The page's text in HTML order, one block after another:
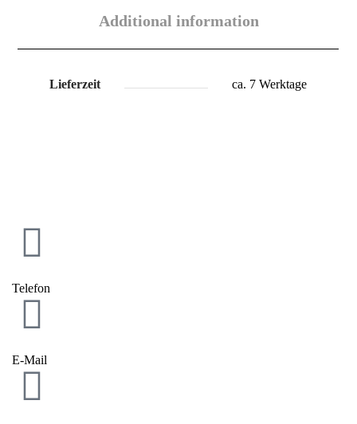
Additional information
Lieferzeit ca. 7 Werktage
Telefon
E-Mail